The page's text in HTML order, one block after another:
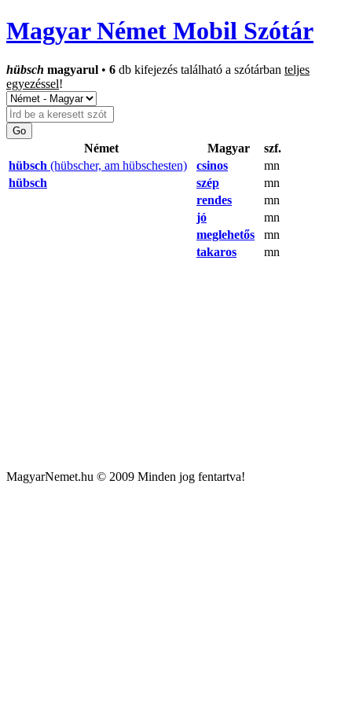
Magyar Német Mobil Szótár
hübsch magyarul • 6 db kifejezés található a szótárban teljes
egyezéssel!
Német Magyar
szf.
hübsch (hübscher, am hübschesten) csinos
mn
hübsch
szép
mn
rendes
mn
jó
mn
meglehetős
mn
takaros
mn
MagyarNemet.hu © 2009 Minden jog fentartva!